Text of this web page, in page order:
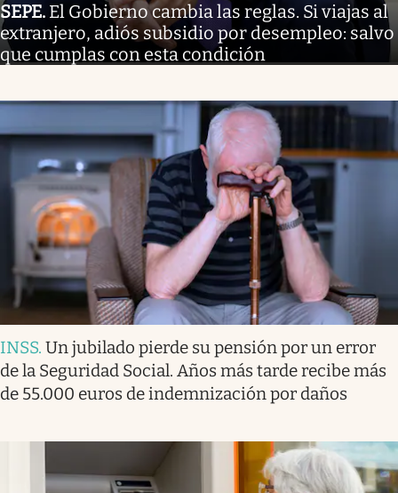
SEPE. El Gobierno cambia las reglas. Si viajas al
extranjero, adiós subsidio por desempleo: salvo
que cumplas con esta condición
INSS. Un jubilado pierde su pensión por un error
de la Seguridad Social. Años más tarde recibe más
de 55.000 euros de indemnización por daños